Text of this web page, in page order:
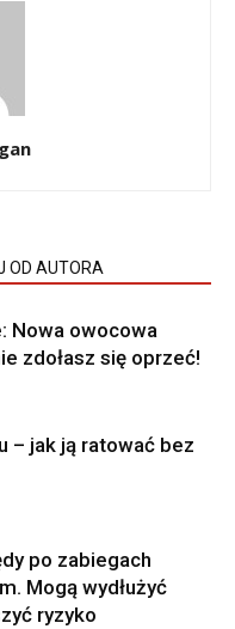
OD AUTORA
Nowa owocowa
zdołasz się oprzeć!
– jak ją ratować bez
po zabiegach
Mogą wydłużyć
ryzyko